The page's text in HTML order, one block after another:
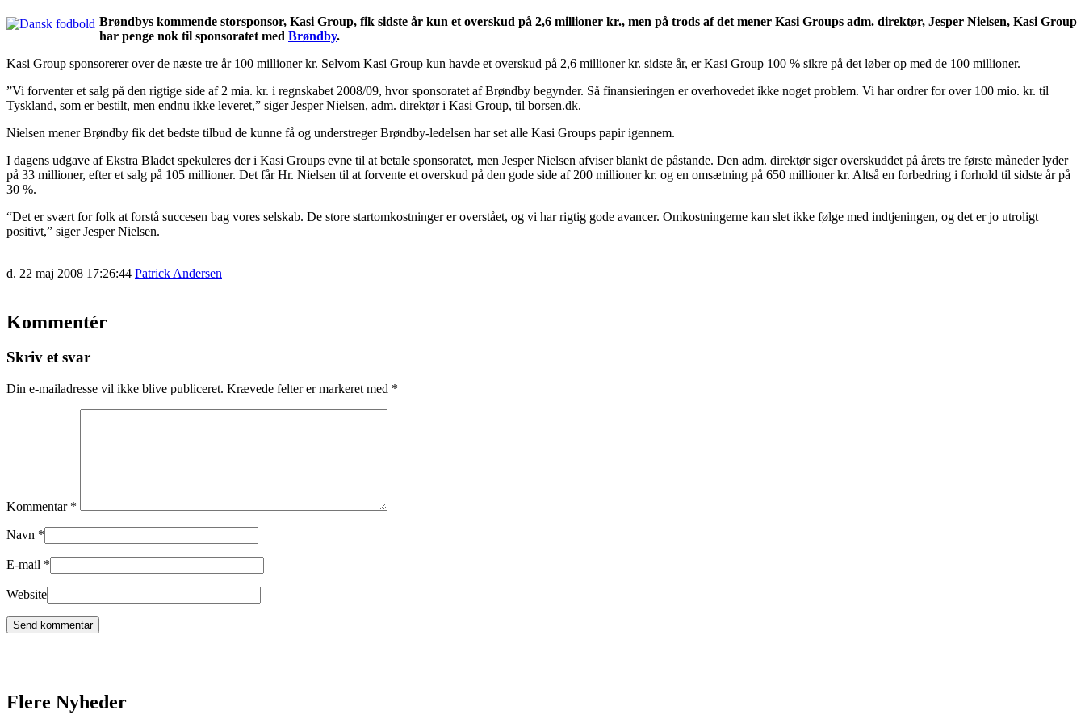
Brøndbys kommende storsponsor, Kasi Group, fik sidste år kun et overskud på 2,6 millioner kr., men på trods af det mener Kasi Groups adm. direktør, Jesper Nielsen, Kasi Group
har penge nok til sponsoratet med Brøndby.
Kasi Group sponsorerer over de næste tre år 100 millioner kr. Selvom Kasi Group kun havde et overskud på 2,6 millioner kr. sidste år, er Kasi Group 100 % sikre på det løber op med de 100 millioner.
”Vi forventer et salg på den rigtige side af 2 mia. kr. i regnskabet 2008/09, hvor sponsoratet af Brøndby begynder. Så finansieringen er overhovedet ikke noget problem. Vi har ordrer for over 100 mio. kr. til
Tyskland, som er bestilt, men endnu ikke leveret,” siger Jesper Nielsen, adm. direktør i Kasi Group, til borsen.dk.
Nielsen mener Brøndby fik det bedste tilbud de kunne få og understreger Brøndby-ledelsen har set alle Kasi Groups papir igennem.
I dagens udgave af Ekstra Bladet spekuleres der i Kasi Groups evne til at betale sponsoratet, men Jesper Nielsen afviser blankt de påstande. Den adm. direktør siger overskuddet på årets tre første måneder lyder
på 33 millioner, efter et salg på 105 millioner. Det får Hr. Nielsen til at forvente et overskud på den gode side af 200 millioner kr. og en omsætning på 650 millioner kr. Altså en forbedring i forhold til sidste år på
30 %.
“Det er svært for folk at forstå succesen bag vores selskab. De store startomkostninger er overstået, og vi har rigtig gode avancer. Omkostningerne kan slet ikke følge med indtjeningen, og det er jo utroligt
positivt,” siger Jesper Nielsen.
d. 22 maj 2008 17:26:44 Patrick Andersen
Kommentér
Skriv et svar
Din e-mailadresse vil ikke blive publiceret. Krævede felter er markeret med *
Kommentar *
Navn *
E-mail *
Website
Flere Nyheder